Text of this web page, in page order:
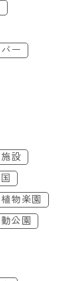
ー
設
物楽園
公園